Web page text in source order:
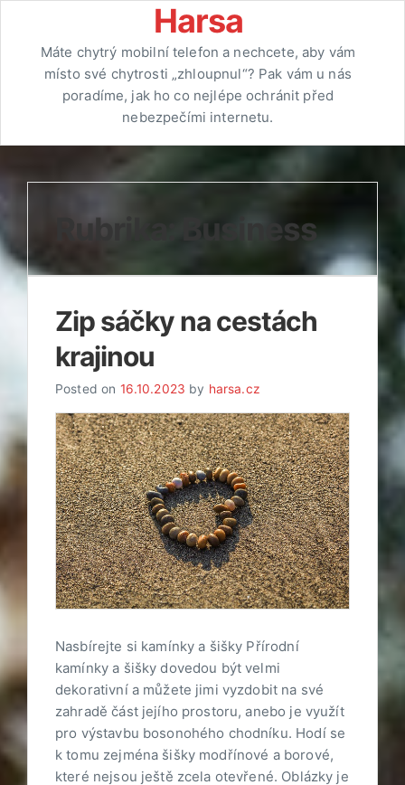
content
Harsa
Máte chytrý mobilní telefon a nechcete, aby vám
místo své chytrosti „zhloupnul“? Pak vám u nás
poradíme, jak ho co nejlépe ochránit před
nebezpečími internetu.
Rubrika: Business
Zip sáčky na cestách
krajinou
Posted on 16.10.2023 by harsa.cz
Nasbírejte si kamínky a šišky Přírodní
kamínky a šišky dovedou být velmi
dekorativní a můžete jimi vyzdobit na své
zahradě část jejího prostoru, anebo je využít
pro výstavbu bosonohého chodníku. Hodí se
k tomu zejména šišky modřínové a borové,
které nejsou ještě zcela otevřené. Oblázky je